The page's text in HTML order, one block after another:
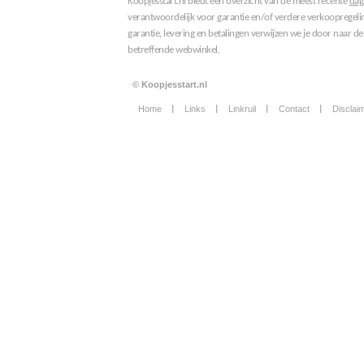
verantwoordelijk voor garantie en/of verdere
garantie, levering en betalingen verwijzen we je door naar
betreffende webwinkel.
© Koopjesstart.nl
Home Links Linkruil Contact